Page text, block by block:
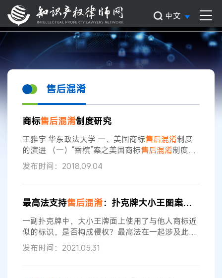
中文
售后混淆
商标售后混淆制度研究
王雅宇 华东政法大学 一、美国商标售后混淆制度
的演进 （一）“香槟”案之美国商标售后混淆制度的
萌芽售后 混淆(post-sale confusion)又被称为旁观
者混淆 ，是指消费者购买了明知是假冒他人商业标
美国1944年的“G.H.Mumm Champagne v.Eastern
Wine Corp”案
发布时间：2018.09.04
最高法支持售后混淆：扑克牌大小王图案也可能侵犯商标权
一副扑克牌中，大小王牌面上使用了与他人商标近
似的标识，是否构成侵权？最高法在一起涉及此类
售后混淆 认定的确认不侵害商标权纠纷案再审裁定
中，进行了明确。 5月28日，再审申请人山东临沂
发布时间：2021.05.31